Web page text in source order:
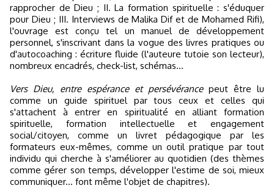
rapprocher de Dieu ; II. La formation spirituelle : s'éduquer
pour Dieu ; III. Interviews de Malika Dif et de Mohamed Rifi),
l'ouvrage est conçu tel un manuel de développement
personnel, s'inscrivant dans la vogue des livres pratiques ou
d'autocoaching : écriture fluide (l'auteure tutoie son lecteur),
nombreux encadrés, check-list, schémas...
Vers Dieu, entre espérance et persévérancepeut être lu
comme un guide spirituel par tous ceux et celles qui
s'attachent à entrer en spiritualité en alliant formation
spirituelle, formation intellectuelle et engagement
social/citoyen, comme un livret pédagogique par les
formateurs eux-mêmes, comme un outil pratique par tout
individu qui cherche à s'améliorer au quotidien (des thèmes
comme gérer son temps, développer l'estime de soi, mieux
communiquer... font même l'objet de chapitres).